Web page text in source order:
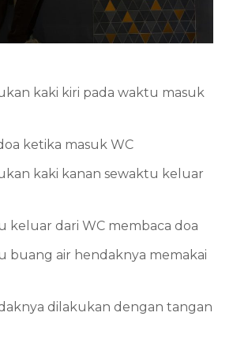
kaki kiri pada waktu masuk
ketika masuk WC
kaki kanan sewaktu keluar
keluar dari WC membaca doa
buang air hendaknya memakai
dilakukan dengan tangan